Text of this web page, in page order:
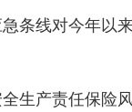
条线对今年以
生产责任保险